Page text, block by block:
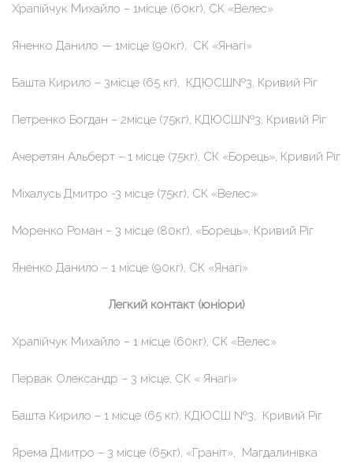
Храпійчук Михайло – 1місце (60кг), СК «Велес»
Яненко Данило — 1місце (90кг), СК «Янагі»
Башта Кирило – 3місце (65 кг), КДЮСШ№3, Кривий Ріг
Петренко Богдан – 2місце (75кг), КДЮСШ№3, Кривий Ріг
Ачеретян Альберт – 1 місце (75кг), СК «Борець», Кривий Ріг
Міхалусь Дмитро -3 місце (75кг), СК «Велес»
Моренко Роман – 3 місце (80кг), «Борець», Кривий Ріг
Яненко Данило – 1 місце (90кг), СК «Янагі»
Легкий контакт (юніори)
Храпійчук Михайло – 1 місце (60кг), СК «Велес»
Первак Олександр – 3 місце, СК « Янагі»
Башта Кирило – 1 місце (65 кг), КДЮСШ №3, Кривий Ріг
Ярема Дмитро – 3 місце (65кг), «Граніт», Магдалинівка